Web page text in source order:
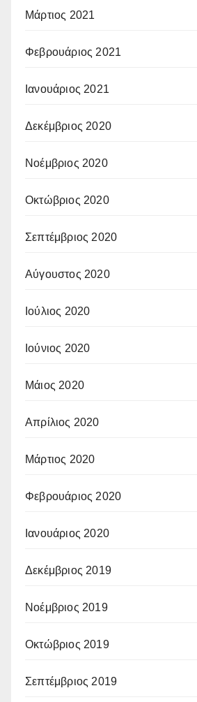
Μάρτιος 2021
Φεβρουάριος 2021
Ιανουάριος 2021
Δεκέμβριος 2020
Νοέμβριος 2020
Οκτώβριος 2020
Σεπτέμβριος 2020
Αύγουστος 2020
Ιούλιος 2020
Ιούνιος 2020
Μάιος 2020
Απρίλιος 2020
Μάρτιος 2020
Φεβρουάριος 2020
Ιανουάριος 2020
Δεκέμβριος 2019
Νοέμβριος 2019
Οκτώβριος 2019
Σεπτέμβριος 2019